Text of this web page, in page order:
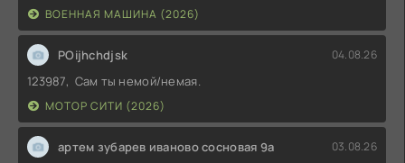
ВОЕННАЯ МАШИНА (2026)
POijhchdjsk 04.08.26
123987, Сам ты немой/немая.
МОТОР СИТИ (2026)
артем зубарев иваново сосновая 9а 03.08.26